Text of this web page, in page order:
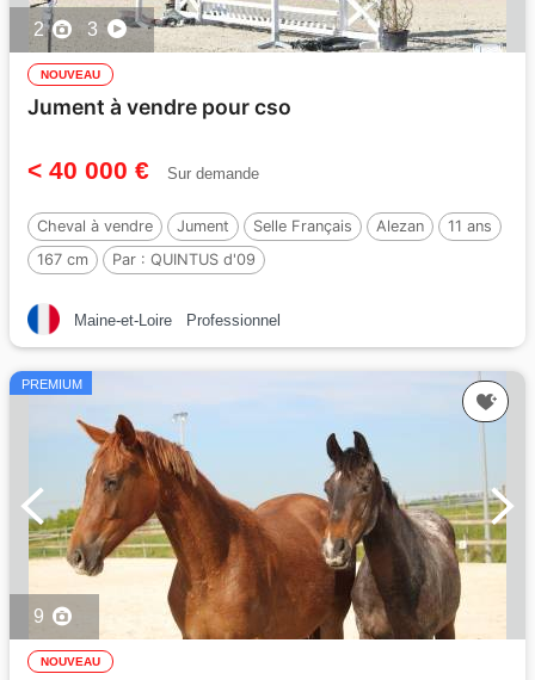
2 3
NOUVEAU
Jument à vendre pour cso
< 40 000 € Sur demande
Cheval à vendre Jument Selle Français Alezan
11 ans
167 cm
Par : QUINTUS d'09
Maine-et-Loire Professionnel
PREMIUM
9
NOUVEAU